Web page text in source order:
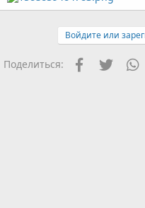
Войдите или
Поделиться: Facebook
Twitter